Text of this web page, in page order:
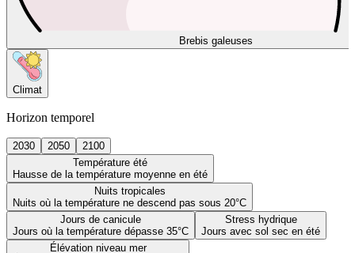
Brebis galeuses
Climat
Horizon temporel
2030 2050
2100
Température été
Hausse de la température moyenne en été
Nuits tropicales
Nuits où la température ne descend pas sous 20°C
Jours de canicule
Jours où la température dépasse 35°C
Stress hydrique
Jours avec sol sec en été
Élévation niveau mer